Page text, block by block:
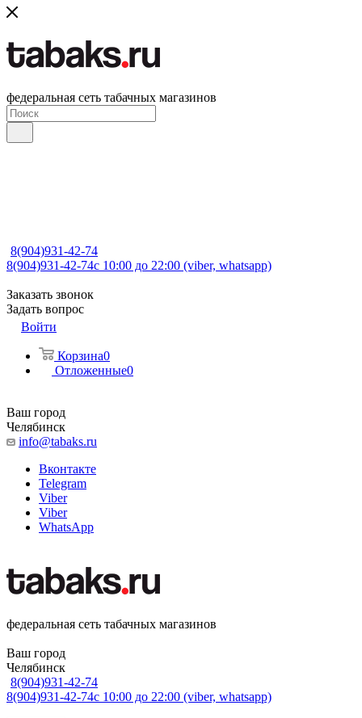
федеральная сеть табачных магазинов
8(904)931-42-74
8(904)931-42-74с 10:00 до 22:00 (viber, whatsapp)
Заказать звонок
Задать вопрос
Войти
Корзина0
Отложенные0
Ваш город
Челябинск
info@tabaks.ru
Вконтакте
Telegram
Viber
Viber
WhatsApp
федеральная сеть табачных магазинов
Ваш город
Челябинск
8(904)931-42-74
8(904)931-42-74с 10:00 до 22:00 (viber, whatsapp)